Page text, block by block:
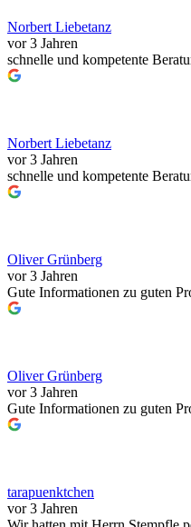
Norbert Liebetanz
vor 3 Jahren
schnelle und kompetente
Norbert Liebetanz
vor 3 Jahren
schnelle und kompetente
Oliver Grünberg
vor 3 Jahren
Gute Informationen zu guten
Oliver Grünberg
vor 3 Jahren
Gute Informationen zu guten
tarapuenktchen
vor 3 Jahren